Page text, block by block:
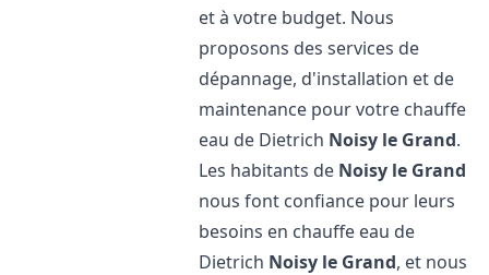
et à votre budget. Nous
proposons des services de
dépannage, d'installation et de
maintenance pour votre chauffe
eau de Dietrich Noisy le Grand.
Les habitants de Noisy le Grand
nous font confiance pour leurs
besoins en chauffe eau de
Dietrich Noisy le Grand, et nous